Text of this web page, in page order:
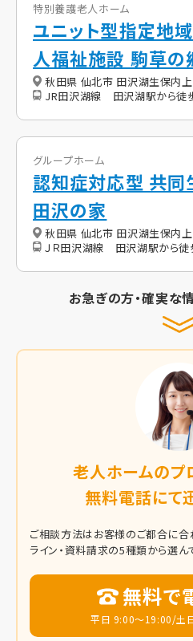
特別養護老人ホーム
ユニット型指定地
人福祉施設 駒草の
秋田県 仙北市 田沢湖生保内
JR田沢湖線 田沢湖駅から徒
グループホーム
認知症対応型 共
田沢の家
秋田県 仙北市 田沢湖生保内
ＪＲ田沢湖線 田沢湖駅から徒
お急ぎの方・確実な
老人ホームの
無料電話にて
ご相談方法はお客様のご都合に合
ライン・資料請求の5種類から選ん
無料で
平日 9:00～19:00/土